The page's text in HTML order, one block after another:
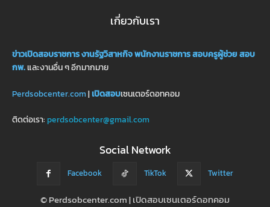
เกี่ยวกับเรา
ข่าวเปิดสอบราชการงานรัฐวิสาหกิจพนักงานราชการสอบครูผู้ช่วยสอบ
กพ.และงานอื่น ๆ อีกมากมาย
Perdsobcenter.com|เปิดสอบเซนเตอร์ดอทคอม
ติดต่อเรา: perdsobcenter@gmail.com
Social Network
Facebook TikTok Twitter
© Perdsobcenter.com | เปิดสอบเซนเตอร์ดอทคอม